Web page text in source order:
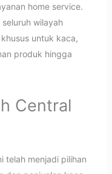
home service.
wilayah
untuk kaca,
produk hingga
Central
telah menjadi pilihan